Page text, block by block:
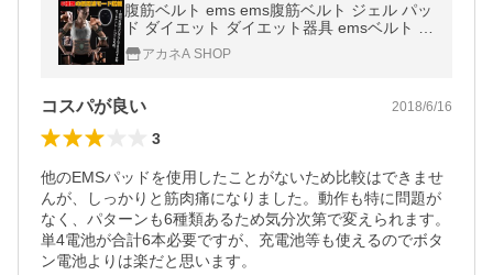
腹筋ベルト ems ems腹筋ベルト ジェル パッ
ド ダイエット ダイエット器具 emsベルト 腹
筋 リモコン 粘着パッド 低周波 コードレス
男性 女性 兼用 ながら運動
アカネA SHOP
コスパが良い 2018/6/16
3
他のEMSパッドを使用したことがないため比較はできませ
んが、しっかりと筋肉痛になりました。動作も特に問題が
なく、パターンも6種類あるため気分次第で変えられます。
単4電池が合計6本必要ですが、充電池等も使えるのでボタ
ン電池よりは楽だと思います。